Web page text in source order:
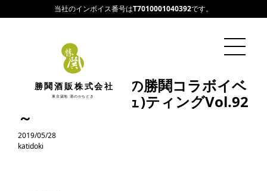
当社のインボイス番号はT7010001040392です。
勝鬨酒販株式会社
東京築地 酒のかちどき
築地とときち×酒の勝鬨コラボイベ
ント～テイ酒(シュ)ティングVol.92
～
2019/05/28
katidoki